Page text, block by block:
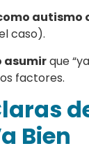
autismo
caso).
asumirque
factores.
Bien